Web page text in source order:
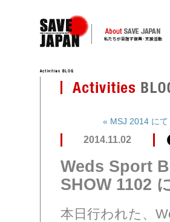
« MSJ 2014 にて
2014.11.02
Weds Sport
SHOW 1102
本日行われた、